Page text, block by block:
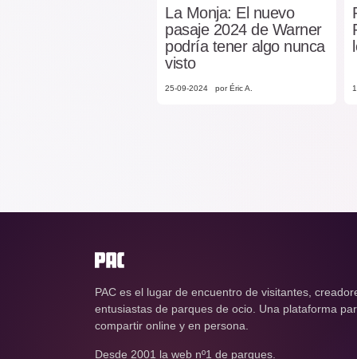
La Monja: El nuevo
pasaje 2024 de Warner
podría tener algo nunca
visto
25-09-2024 por Éric A.
PAC es el lugar de encuentro de visitantes,
entusiastas de parques de ocio. Una plataforma
compartir online y en persona.
Desde 2001 la web nº1 de parques.